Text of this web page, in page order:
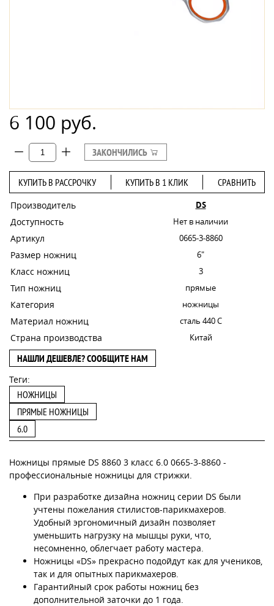
6 100 руб.
ЗАКОНЧИЛИСЬ
КУПИТЬ В РАССРОЧКУ КУПИТЬ В 1 КЛИК СРАВНИТЬ
Производитель DS
Доступность Нет в наличии
Артикул 0665-3-8860
Размер ножниц 6"
Класс ножниц 3
Тип ножниц прямые
Категория ножницы
Материал ножниц сталь 440 С
Страна производства Китай
НАШЛИ ДЕШЕВЛЕ? СООБЩИТЕ НАМ
Теги:
НОЖНИЦЫ
ПРЯМЫЕ НОЖНИЦЫ
6.0
Ножницы прямые DS 8860 3 класс 6.0 0665-3-8860 -
профессиональные ножницы для стрижки.
При разработке дизайна ножниц серии DS были
учтены пожелания стилистов-парикмахеров.
Удобный эргономичный дизайн позволяет
уменьшить нагрузку на мышцы руки, что,
несомненно, облегчает работу мастера.
Ножницы «DS» прекрасно подойдут как для учеников,
так и для опытных парикмахеров.
Гарантийный срок работы ножниц без
дополнительной заточки до 1 года.